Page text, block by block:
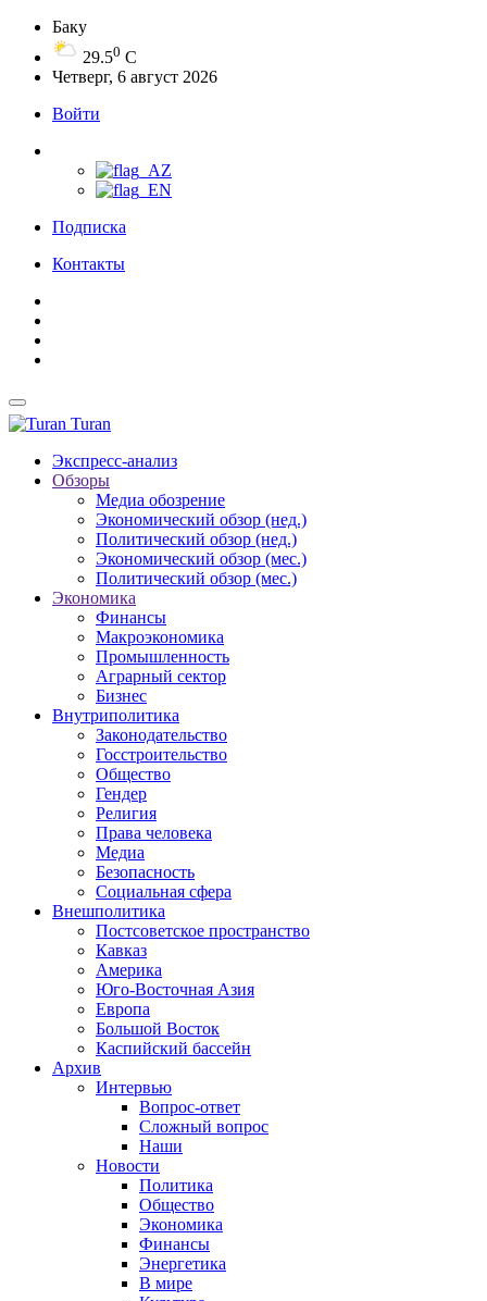
Баку
29.50 C
Четверг, 6 август 2026
Войти
Подписка
Контакты
Turan
Экспресс-анализ
Обзоры
Медиа обозрение
Экономический обзор (нед.)
Политический обзор (нед.)
Экономический обзор (мес.)
Политический обзор (мес.)
Экономика
Финансы
Макроэкономика
Промышленность
Аграрный сектор
Бизнес
Внутриполитика
Законодательство
Госстроительство
Общество
Гендер
Религия
Права человека
Медиа
Безопасность
Социальная сфера
Внешполитика
Постсоветское пространство
Кавказ
Америка
Юго-Восточная Азия
Европа
Большой Восток
Каспийский бассейн
Архив
Интервью
Вопрос-ответ
Сложный вопрос
Наши
Новости
Политика
Общество
Экономика
Финансы
Энергетика
В мире